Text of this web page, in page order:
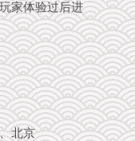
家体验过后进
北京